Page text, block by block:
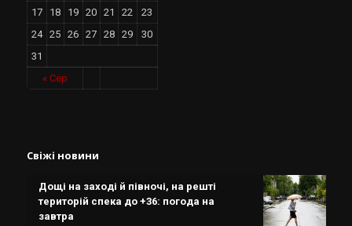
« Сер
17
18 19 20 21 22
23
24
25 26 27 28 29
30
31
Свіжі новини
Дощі на заході й півночі, на решті
територій спека до +36: погода на
завтра